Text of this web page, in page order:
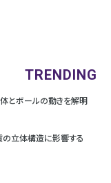
TRENDING
とボールの動きを解明
立体構造に影響する